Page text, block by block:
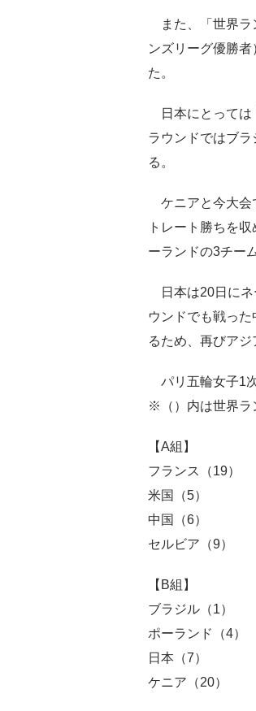
また、「世界ラ
ンズリーグ優勝
た。
日本にとっては
ラウンドではブ
る。
ケニアと今大会
トレート勝ちを
ーランドの3チー
日本は20日にネ
ウンドでも戦っ
るため、再びアジ
パリ五輪女子1
※（）内は世界ラ
【A組】
フランス（19）
米国（5）
中国（6）
セルビア（9）
【B組】
ブラジル（1）
ポーランド（4）
日本（7）
ケニア（20）